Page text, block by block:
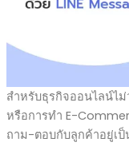
สำหรับธุรกิจออนไลน์ไ
หรือการทำ E-
ถาม-ตอบกับลูกค้าอยู่เ